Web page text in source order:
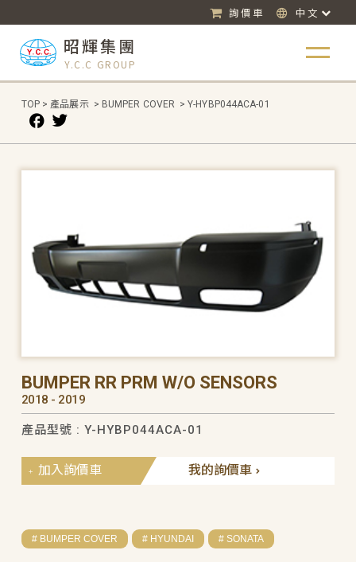
詢價車 中文
昭輝集團
Y.C.C GROUP
TOP > 產品展示 > BUMPER COVER > Y-HYBP044ACA-01
BUMPER RR PRM W/O SENSORS
2018 - 2019
產品型號 : Y-HYBP044ACA-01
我的詢價車
加入詢價車
# BUMPER COVER # HYUNDAI # SONATA